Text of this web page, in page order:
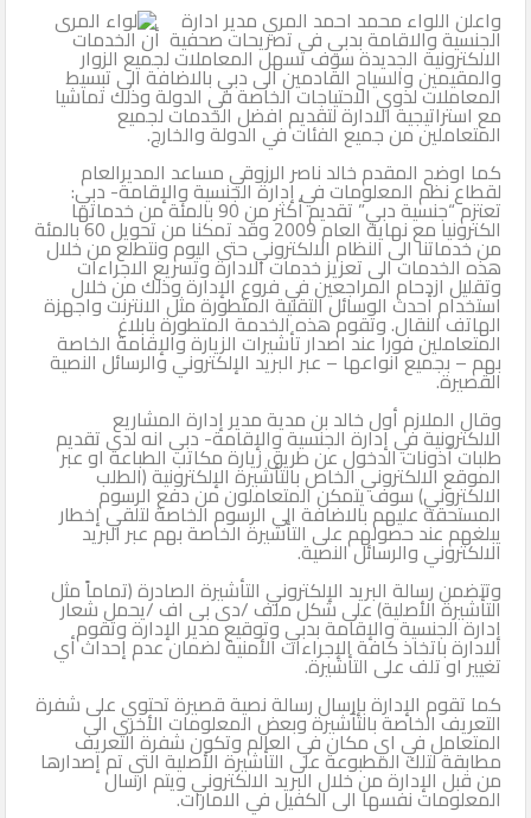
واعلن اللواء محمد احمد المري مدير ادارة
الجنسية والاقامة بدبي فى تصريحات صحفية أن الخدمات
الالكترونية الجديدة سوف تسهل المعاملات لجميع الزوار
والمقيمين والسياح القادمين الى دبي بالاضافة الى تبسيط
المعاملات لذوي الاحتياجات الخاصة في الدولة وذلك تماشيا
مع استراتيجية الادارة لتقديم افضل الخدمات لجميع
المتعاملين من جميع الفئات في الدولة والخارج.
كما اوضح المقدم خالد ناصر الرزوقي مساعد المديرالعام
لقطاع نظم المعلومات في إدارة الجنسية والإقامة- دبي:
تعتزم “جنسية دبي” تقديم أكثر من 90 بالمئة من خدماتها
الكترونيا مع نهاية العام 2009 وقد تمكنا من تحويل 60 بالمئة
من خدماتنا الى النظام الالكتروني حتى اليوم ونتطلع من خلال
هذه الخدمات الى تعزيز خدمات الادارة وتسريع الاجراءات
وتقليل ازدحام المراجعين في فروع الإدارة وذلك من خلال
استخدام أحدث الوسائل التقنية المتطورة مثل الانترنت واجهزة
الهاتف النقال. وتقوم هذه الخدمة المتطورة بابلاغ
المتعاملين فورا عند اصدار تأشيرات الزيارة والإقامة الخاصة
بهم – بجميع انواعها – عبر البريد الإلكتروني والرسائل النصية
القصيرة.
وقال الملازم أول خالد بن مدية مدير إدارة المشاريع
الالكترونية في إدارة الجنسية والإقامة- دبي انه لدى تقديم
طلبات أذونات الدخول عن طريق زيارة مكاتب الطباعة او عبر
الموقع الالكتروني الخاص بالتأشيرة الإلكترونية (الطلب
الالكتروني) سوف يتمكن المتعاملون من دفع الرسوم
المستحقة عليهم بالاضافة الى الرسوم الخاصة لتلقي إخطار
يبلغهم عند حصولهم على التأشيرة الخاصة بهم عبر البريد
الالكتروني والرسائل النصية.
وتتضمن رسالة البريد الإلكتروني التأشيرة الصادرة (تماماً مثل
التأشيرة الأصلية) على شكل ملف /دى بى اف /يحمل شعار
إدارة الجنسية والإقامة بدبي وتوقيع مدير الإدارة وتقوم
الادارة باتخاذ كافة الإجراءات الأمنية لضمان عدم إحداث أي
تغيير او تلف على التأشيرة.
كما تقوم الإدارة بإرسال رسالة نصية قصيرة تحتوي على شفرة
التعريف الخاصة بالتأشيرة وبعض المعلومات الأخرى الى
المتعامل في اي مكان في العالم وتكون شفرة التعريف
مطابقة لتلك المطبوعة على التأشيرة الأصلية التي تم إصدارها
من قبل الإدارة من خلال البريد الالكتروني ويتم ارسال
المعلومات نفسها الى الكفيل في الامارات.